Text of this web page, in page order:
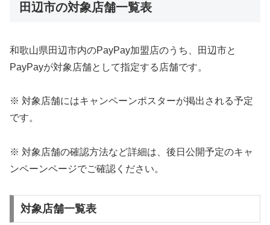
田辺市の対象店舗一覧表
和歌山県田辺市内のPayPay加盟店のうち、田辺市と
PayPayが対象店舗として指定する店舗です。
※ 対象店舗にはキャンペーンポスターが掲出される予定
です。
※ 対象店舗の確認方法など詳細は、後日公開予定のキャ
ンペーンページでご確認ください。
対象店舗一覧表